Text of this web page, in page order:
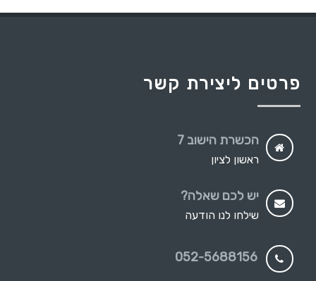
פרטים ליצירת קשר
הכשרת הישוב 7
ראשון לציון
יש לכם שאלה?
שילחו לנו הודעה
052-5688156